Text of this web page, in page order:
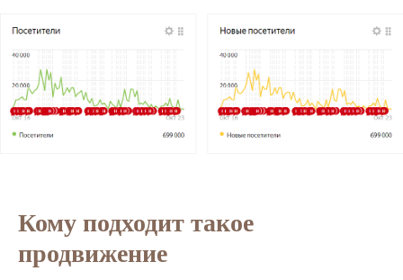
Кому подходит такое
продвижение